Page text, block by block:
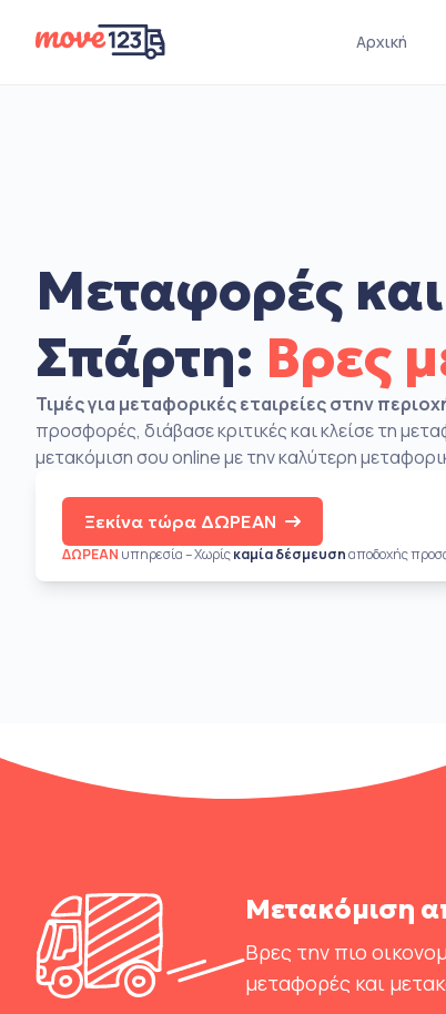
Αρχική
Μεταφορές
Σπάρτη: Βρες
Τιμές για μεταφορικές εταιρείες στην
προσφορές, διάβασε κριτικές και κλείσε τη
μετακόμιση σου online με την καλύτερη
Ξεκίνα τώρα ΔΩΡΕΑΝ
ΔΩΡΕΑΝ υπηρεσία – Χωρίςκαμία δέσμευσηαποδοχής
Μετακόμιση
Βρες την πιο
μεταφορές και